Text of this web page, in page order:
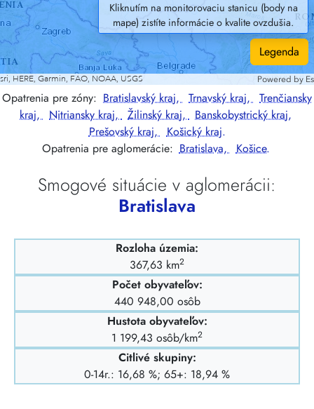
Legenda
Kliknutím na monitorovaciu stanicu (body na
mape) zistíte informácie o kvalite ovzdušia.
Opatrenia pre zóny: Bratislavský kraj, Trnavský kraj, Trenčiansky
kraj, Nitriansky kraj, Žilinský kraj, Banskobystrický kraj,
Prešovský kraj, Košický kraj.
Opatrenia pre aglomerácie: Bratislava, Košice.
Smogové situácie v aglomerácii:
Bratislava
Rozloha územia:
367,63 km2
Počet obyvateľov:
440 948,00 osôb
Hustota obyvateľov:
1 199,43 osôb/km2
Citlivé skupiny:
0-14r.: 16,68 %; 65+: 18,94 %